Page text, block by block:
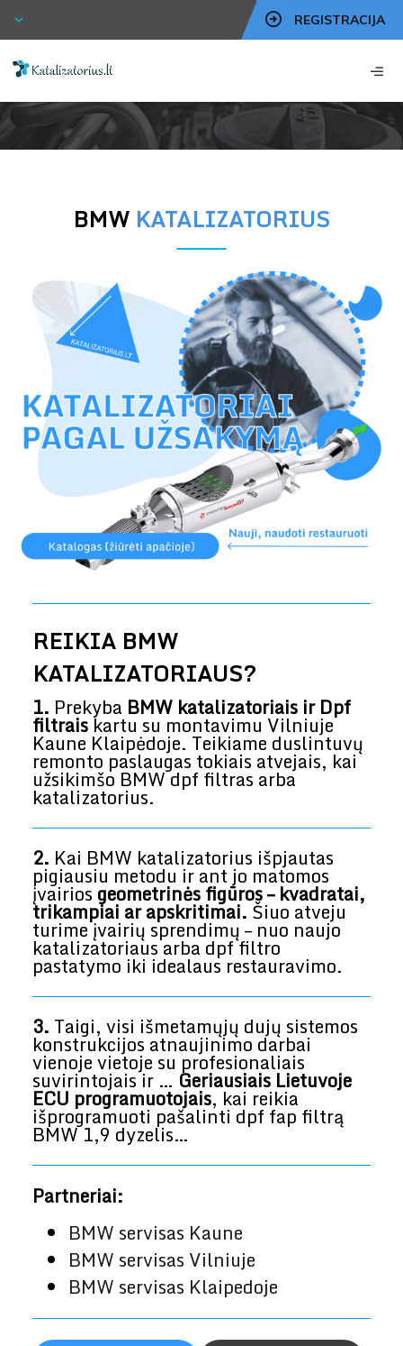
REGISTRACIJA
BMW KATALIZATORIUS
REIKIA BMW
KATALIZATORIAUS?
1. Prekyba BMW katalizatoriais ir Dpf
filtraiskartu su montavimu Vilniuje
Kaune Klaipėdoje. Teikiame duslintuvų
remonto paslaugas tokiais atvejais, kai
užsikimšo BMW dpf filtras arba
katalizatorius.
2. Kai BMW katalizatorius išpjautas
pigiausiu metodu ir ant jo matomos
įvairios geometrinės figūros – kvadratai,
trikampiai ar apskritimai. Šiuo atveju
turime įvairių sprendimų – nuo naujo
katalizatoriaus arba dpf filtro
pastatymo iki idealaus restauravimo.
3. Taigi, visi išmetamųjų dujų sistemos
konstrukcijos atnaujinimo darbai
vienoje vietoje su profesionaliais
suvirintojais ir … Geriausiais Lietuvoje
ECU programuotojais, kai reikia
išprogramuoti pašalinti dpf fap filtrą
BMW 1,9 dyzelis…
Partneriai:
BMW servisas Kaune
BMW servisas Vilniuje
BMW servisas Klaipedoje